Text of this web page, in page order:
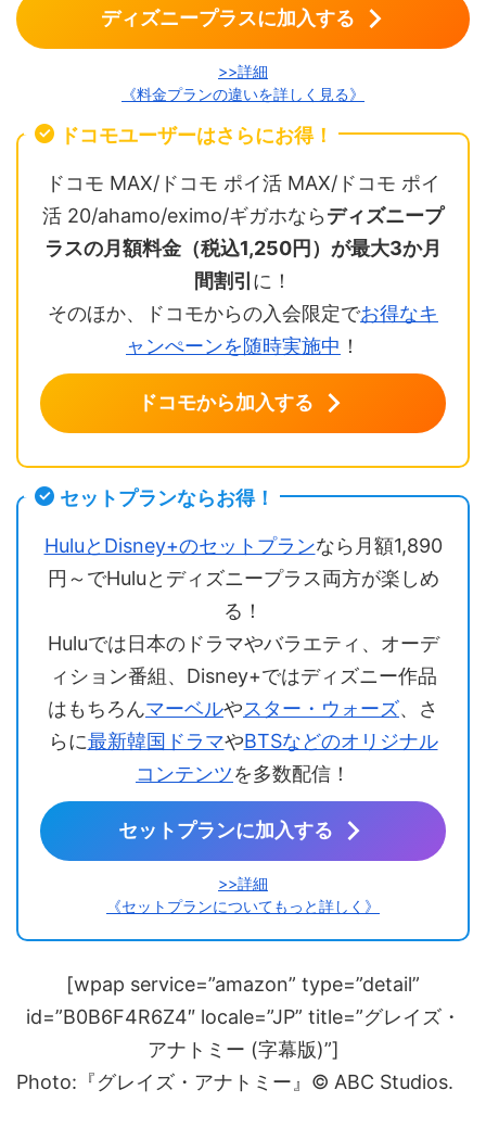
ディズニープラスに加入する
>>詳細
《料金プランの違いを詳しく見る》
ドコモユーザーはさらにお得！
ドコモ MAX/ドコモ ポイ活 MAX/ドコモ ポイ
活 20/ahamo/eximo/ギガホならディズニープ
ラスの月額料金（税込1,250円）が最大3か月
間割引に！
そのほか、ドコモからの入会限定でお得なキ
ャンぺーンを随時実施中 ！
ドコモから加入する
セットプランならお得！
HuluとDisney+のセットプランなら月額1,890
円～でHuluとディズニープラス両方が楽しめ
る！
Huluでは日本のドラマやバラエティ、オーデ
ィション番組、Disney+ではディズニー作品
はもちろんマーベルやスター・ウォーズ、さ
らに最新韓国ドラマやBTSなどのオリジナル
コンテンツを多数配信！
セットプランに加入する
>>詳細
《セットプランについてもっと詳しく》
[wpap service=”amazon” type=”detail”
id=”B0B6F4R6Z4″ locale=”JP” title=”グレイズ・
アナトミー (字幕版)”]
Photo:『グレイズ・アナトミー』© ABC Studios.